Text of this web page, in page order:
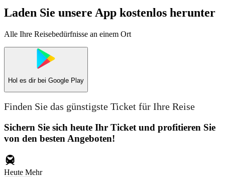
Laden Sie unsere App kostenlos herunter
Alle Ihre Reisebedürfnisse an einem Ort
Hol es dir bei Google Play
Finden Sie das günstigste Ticket für Ihre Reise
Sichern Sie sich heute Ihr Ticket und profitieren Sie
von den besten Angeboten!
Heute Mehr